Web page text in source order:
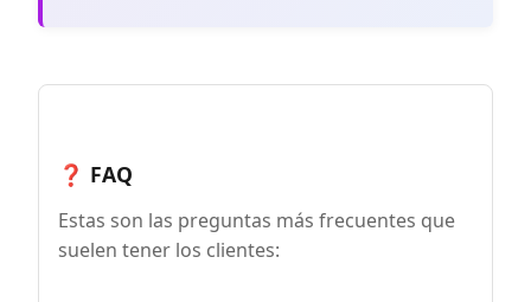
❓ FAQ
Estas son las preguntas más frecuentes que
suelen tener los clientes: